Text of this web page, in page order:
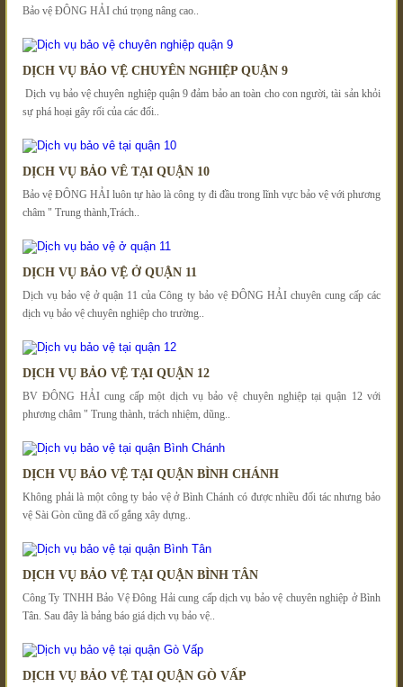
Bảo vệ ĐÔNG HẢI chú trọng nâng cao..
DỊCH VỤ BẢO VỆ CHUYÊN NGHIỆP QUẬN 9
Dịch vụ bảo vệ chuyên nghiệp quận 9 đảm bảo an toàn cho con người, tài sản khỏi
sự phá hoại gây rối của các đối..
DỊCH VỤ BẢO VÊ TẠI QUẬN 10
Bảo vệ ĐÔNG HẢI luôn tự hào là công ty đi đầu trong lĩnh vực bảo vệ với phương
châm " Trung thành,Trách..
DỊCH VỤ BẢO VỆ Ở QUẬN 11
Dịch vụ bảo vệ ở quận 11 của Công ty bảo vệ ĐÔNG HẢI chuyên cung cấp các
dịch vụ bảo vệ chuyên nghiệp cho trường..
DỊCH VỤ BẢO VỆ TẠI QUẬN 12
BV ĐÔNG HẢI cung cấp một dịch vụ bảo vệ chuyên nghiệp tại quận 12 với
phương châm " Trung thành, trách nhiệm, dũng..
DỊCH VỤ BẢO VỆ TẠI QUẬN BÌNH CHÁNH
Không phải là một công ty bảo vệ ở Bình Chánh có được nhiều đối tác nhưng bảo
vệ Sài Gòn cũng đã cố gắng xây dựng..
DỊCH VỤ BẢO VỆ TẠI QUẬN BÌNH TÂN
Công Ty TNHH Bảo Vệ Đông Hải cung cấp dịch vụ bảo vệ chuyên nghiệp ở Bình
Tân. Sau đây là bảng báo giá dịch vụ bảo vệ..
DỊCH VỤ BẢO VỆ TẠI QUẬN GÒ VẤP